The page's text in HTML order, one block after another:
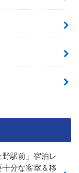
野駅前」宿泊レ
十分な客室＆移